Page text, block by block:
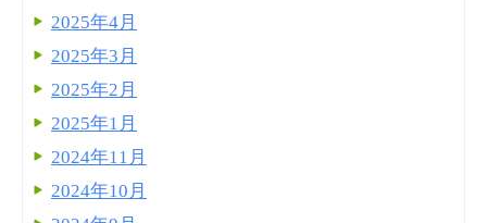
2025年4月
2025年3月
2025年2月
2025年1月
2024年11月
2024年10月